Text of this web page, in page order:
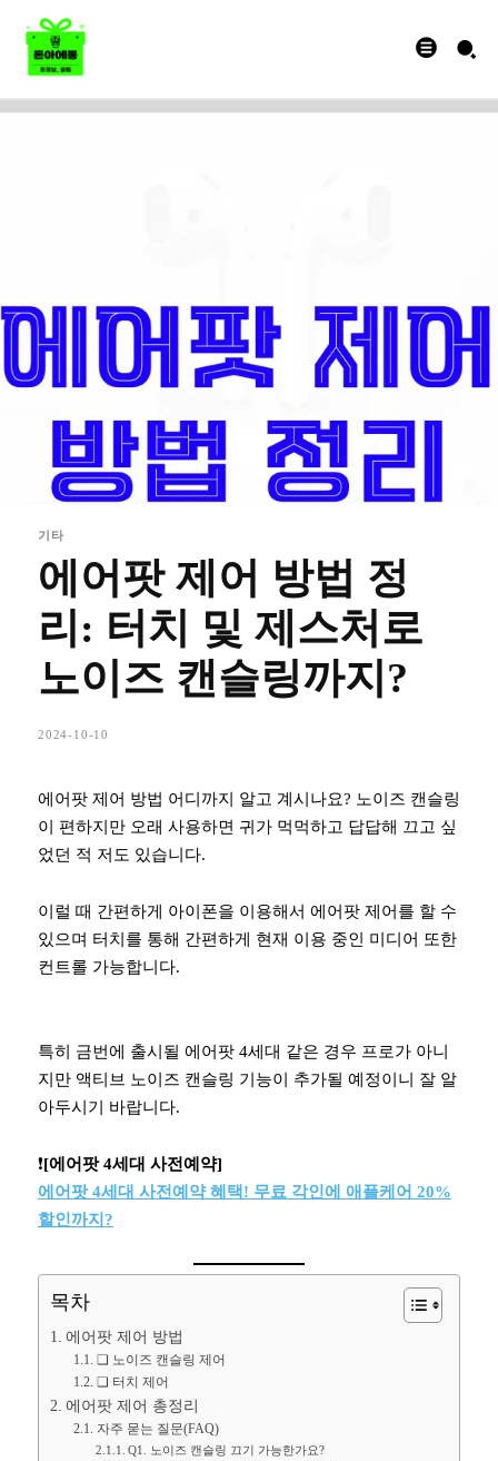
기타
에어팟 제어 방법 정
리: 터치 및 제스처로
노이즈 캔슬링까지?
2024-10-10
에어팟 제어 방법 어디까지 알고 계시나요? 노이즈 캔슬링
이 편하지만 오래 사용하면 귀가 먹먹하고 답답해 끄고 싶
었던 적 저도 있습니다.
이럴 때 간편하게 아이폰을 이용해서 에어팟 제어를 할 수
있으며 터치를 통해 간편하게 현재 이용 중인 미디어 또한
컨트롤 가능합니다.
특히 금번에 출시될 에어팟 4세대 같은 경우 프로가 아니
지만 액티브 노이즈 캔슬링 기능이 추가될 예정이니 잘 알
아두시기 바랍니다.
❗️[에어팟 4세대 사전예약]
에어팟 4세대 사전예약 혜택! 무료 각인에 애플케어 20%
할인까지?
목차
에어팟 제어 방법
❏ 노이즈 캔슬링 제어
❏ 터치 제어
에어팟 제어 총정리
자주 묻는 질문(FAQ)
Q1. 노이즈 캔슬링 끄기 가능한가요?